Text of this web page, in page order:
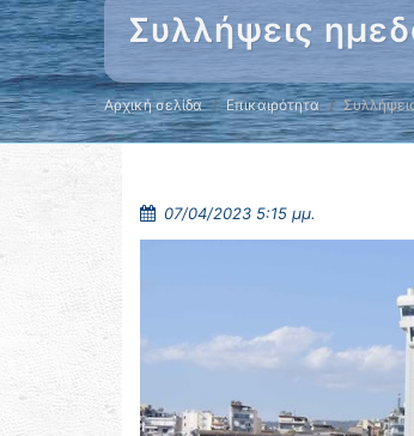
Συλλήψεις
Αρχική σελίδα Επικαιρότητα
07/04/2023 5:15 μμ.